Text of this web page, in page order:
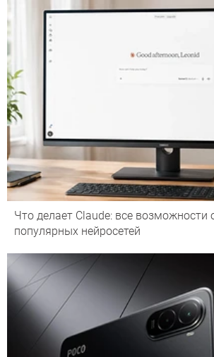
Что делает Сlaude: все возможности
популярных нейросетей